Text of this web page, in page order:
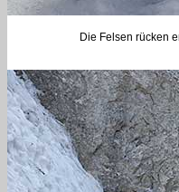
Die Felsen rücken